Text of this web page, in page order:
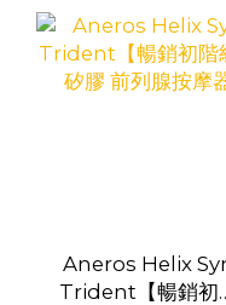
Aneros Helix
Trident【暢銷初